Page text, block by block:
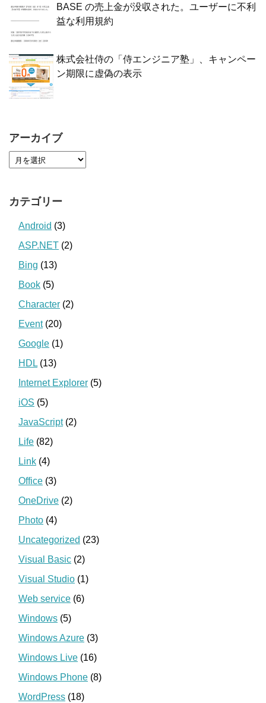
BASE の売上金が没収された。ユーザーに不利
益な利用規約
株式会社侍の「侍エンジニア塾」、キャンペー
ン期限に虚偽の表示
アーカイブ
カテゴリー
Android (3)
ASP.NET (2)
Bing (13)
Book (5)
Character (2)
Event(20)
Google (1)
HDL (13)
Internet Explorer (5)
iOS (5)
JavaScript(2)
Life (82)
Link (4)
Office (3)
OneDrive (2)
Photo (4)
Uncategorized (23)
Visual Basic (2)
Visual Studio (1)
Web service (6)
Windows (5)
Windows Azure (3)
Windows Live (16)
Windows Phone (8)
WordPress (18)